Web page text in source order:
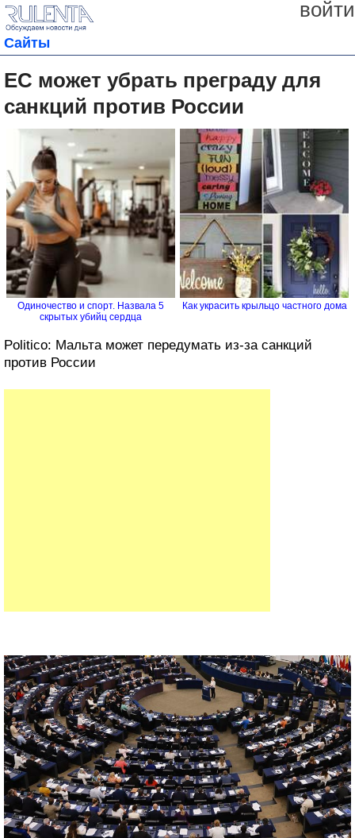
войти
Сайты
ЕС может убрать преграду для
санкций против России
Одиночество и спорт. Назвала 5
скрытых убийц сердца
Как украсить крыльцо частного дома
Politico: Мальта может передумать из-за санкций
против России